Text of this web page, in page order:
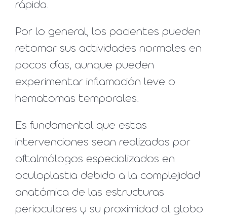
rápida.
Por lo general, los pacientes pueden
retomar sus actividades normales en
pocos días, aunque pueden
experimentar inflamación leve o
hematomas temporales.
Es fundamental que estas
intervenciones sean realizadas por
oftalmólogos especializados en
oculoplastia debido a la complejidad
anatómica de las estructuras
perioculares y su proximidad al globo